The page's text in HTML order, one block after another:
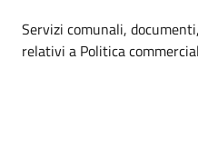
Dettagli
Servizi comunali,
relativi a Politica